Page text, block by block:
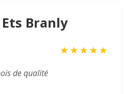
Branly
★★★★★
de qualité